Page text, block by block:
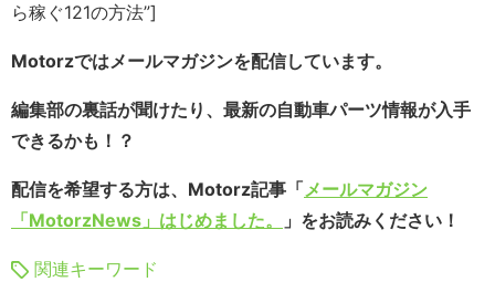
ら稼ぐ121の方法”]
Motorzではメールマガジンを配信しています。
編集部の裏話が聞けたり、最新の自動車パーツ情報が入手
できるかも！？
配信を希望する方は、Motorz記事「メールマガジン
「MotorzNews」はじめました。
」をお読みください！
関連キーワード